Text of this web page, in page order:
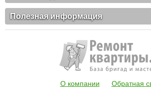
Полезная информация
О компании Обратная